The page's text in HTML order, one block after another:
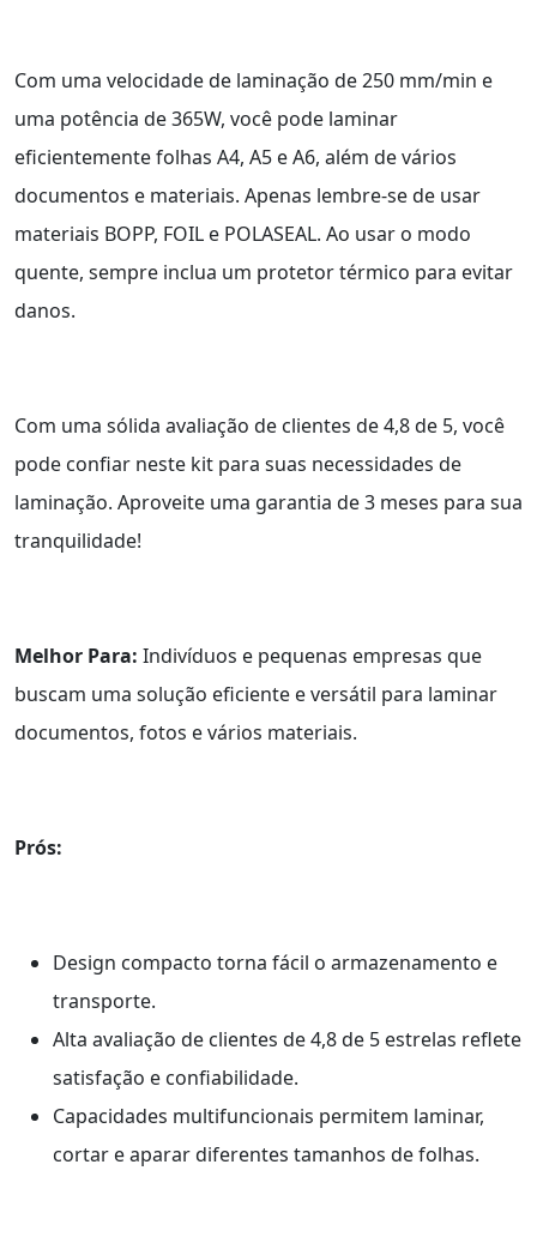
Com uma velocidade de laminação de 250 mm/min e
uma potência de 365W, você pode laminar
eficientemente folhas A4, A5 e A6, além de vários
documentos e materiais. Apenas lembre-se de usar
materiais BOPP, FOIL e POLASEAL. Ao usar o modo
quente, sempre inclua um protetor térmico para evitar
danos.
Com uma sólida avaliação de clientes de 4,8 de 5, você
pode confiar neste kit para suas necessidades de
laminação. Aproveite uma garantia de 3 meses para sua
tranquilidade!
Melhor Para: Indivíduos e pequenas empresas que
buscam uma solução eficiente e versátil para laminar
documentos, fotos e vários materiais.
Prós:
Design compacto torna fácil o armazenamento e
transporte.
Alta avaliação de clientes de 4,8 de 5 estrelas reflete
satisfação e confiabilidade.
Capacidades multifuncionais permitem laminar,
cortar e aparar diferentes tamanhos de folhas.